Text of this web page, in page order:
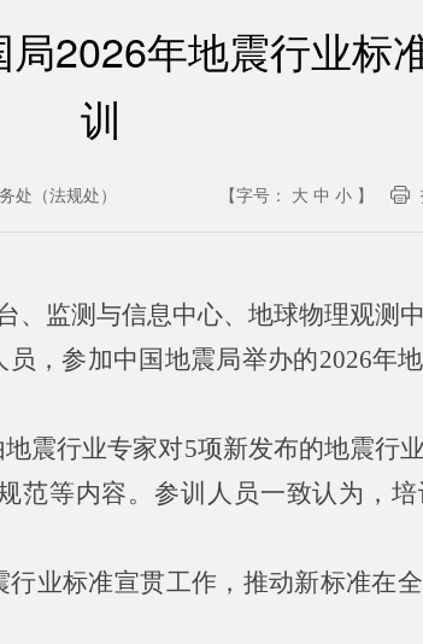
2026年地震行业标
训
处（法规处） 【字号： 大 中 小 】
、监测与信息中心、地球物理观测
，参加中国地震局举办的2026年
震行业专家对5项新发布的地震行
范等内容。参训人员一致认为，
业标准宣贯工作，推动新标准在